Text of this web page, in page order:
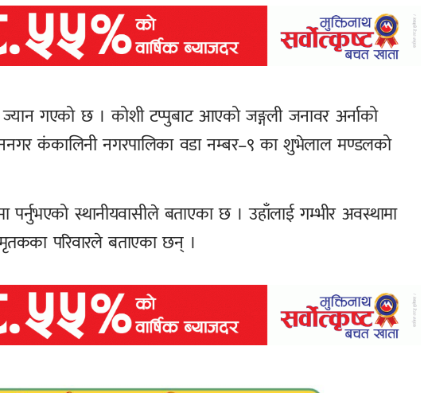
गएको छ । कोशी टप्पुबाट आएको जङ्गली जनावर अर्नाको
कंकालिनी नगरपालिका वडा नम्बर–९ का शुभेलाल मण्डलको
स्थानीयवासीले बताएका छ । उहाँलाई गम्भीर अवस्थामा
परिवारले बताएका छन् ।